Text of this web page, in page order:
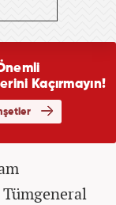
Tümgeneral